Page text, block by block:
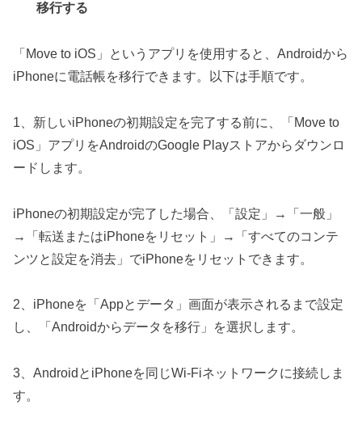
移行する
「Move to iOS」というアプリを使用すると、Androidから
iPhoneに電話帳を移行できます。以下は手順です。
1、新しいiPhoneの初期設定を完了する前に、「Move to
iOS」アプリをAndroidのGoogle Playストアからダウンロ
ードします。
iPhoneの初期設定が完了した場合、「設定」→「一般」
→「転送またはiPhoneをリセット」→「すべてのコンテ
ンツと設定を消去」でiPhoneをリセットできます。
2、iPhoneを「Appとデータ」画面が表示されるまで設定
し、「Androidからデータを移行」を選択します。
3、AndroidとiPhoneを同じWi-Fiネットワークに接続しま
す。